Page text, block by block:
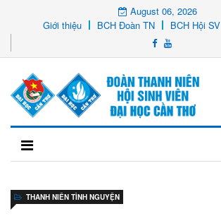
August 06, 2026
Giới thiệu
BCH Đoàn TN BCH Hội SV
THANH NIÊN TÌNH NGUYỆN